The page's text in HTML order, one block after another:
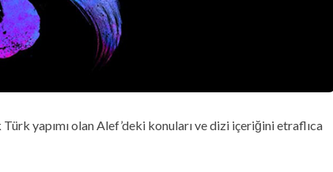
yapımı olan Alef’deki konuları ve dizi içeriğini etraflıca